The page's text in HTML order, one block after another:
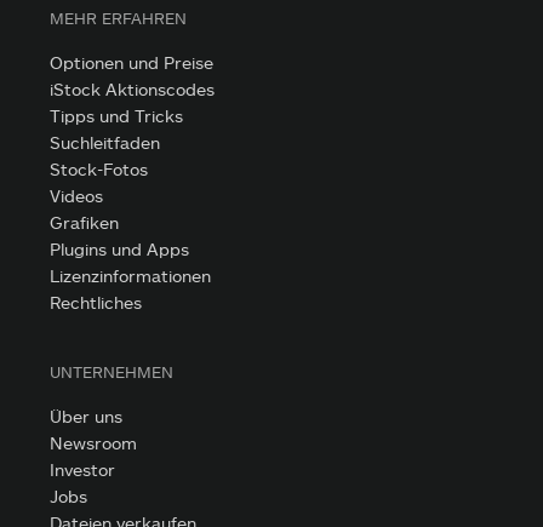
MEHR ERFAHREN
Optionen und Preise
iStock Aktionscodes
Tipps und Tricks
Suchleitfaden
Stock-Fotos
Videos
Grafiken
Plugins und Apps
Lizenzinformationen
Rechtliches
UNTERNEHMEN
Über uns
Newsroom
Investor
Jobs
Dateien verkaufen